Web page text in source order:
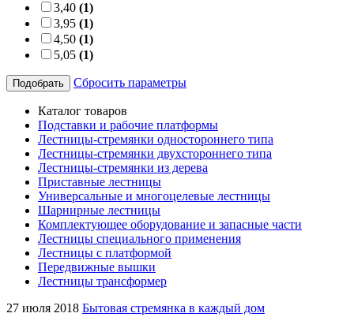
3,40 (1)
3,95 (1)
4,50 (1)
5,05 (1)
Подобрать Сбросить параметры
Каталог товаров
Подставки и рабочие платформы
Лестницы-стремянки одностороннего типа
Лестницы-стремянки двухстороннего типа
Лестницы-стремянки из дерева
Приставные лестницы
Универсальные и многоцелевые лестницы
Шарнирные лестницы
Комплектующее оборудование и запасные части
Лестницы специального применения
Лестницы с платформой
Передвижные вышки
Лестницы трансформер
27 июля 2018 Бытовая стремянка в каждый дом